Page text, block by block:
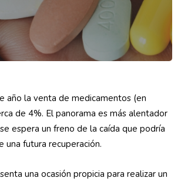
año la venta de medicamentos (en
de 4%. El panorama es más alentador
espera un freno de la caída que podría
una futura recuperación.
una ocasión propicia para realizar un